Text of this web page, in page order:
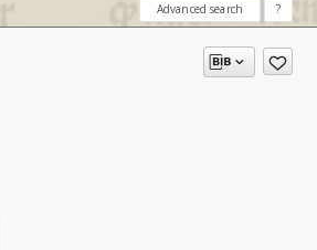
Advanced search ?